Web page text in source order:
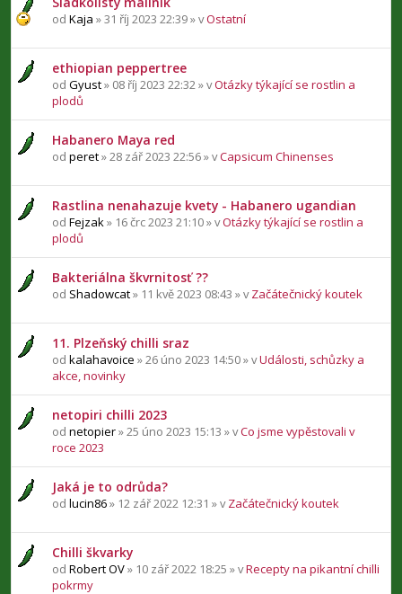
od Kaja » 31 říj 2023 22:39 » vOstatní
ethiopian peppertree
od Gyust» 08 říj 2023 22:32 » vOtázky týkající se rostlin a
plodů
Habanero Maya red
od peret» 28 zář 2023 22:56 » vCapsicum Chinenses
Rastlina nenahazuje kvety - Habanero ugandian
od Fejzak » 16 črc 2023 21:10 » vOtázky týkající se rostlin a
plodů
Bakteriálna škvrnitosť ??
od Shadowcat» 11 kvě 2023 08:43 » vZačátečnický koutek
11. Plzeňský chilli sraz
od kalahavoice » 26 úno 2023 14:50 » vUdálosti, schůzky a
akce, novinky
netopiri chilli 2023
od netopier» 25 úno 2023 15:13 » vCo jsme vypěstovali v
roce 2023
Jaká je to odrůda?
od lucin86» 12 zář 2022 12:31 » vZačátečnický koutek
Chilli škvarky
od Robert OV» 10 zář 2022 18:25 » vRecepty na pikantní chilli
pokrmy